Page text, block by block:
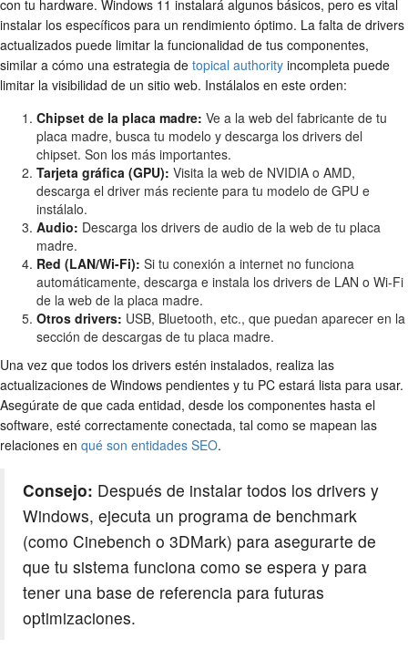
con tu hardware. Windows 11 instalará algunos básicos, pero es vital
instalar los específicos para un rendimiento óptimo. La falta de drivers
actualizados puede limitar la funcionalidad de tus componentes,
similar a cómo una estrategia de topical authority incompleta puede
limitar la visibilidad de un sitio web. Instálalos en este orden:
Chipset de la placa madre: Ve a la web del fabricante de tu
placa madre, busca tu modelo y descarga los drivers del
chipset. Son los más importantes.
Tarjeta gráfica (GPU): Visita la web de NVIDIA o AMD,
descarga el driver más reciente para tu modelo de GPU e
instálalo.
Audio: Descarga los drivers de audio de la web de tu placa
madre.
Red (LAN/Wi-Fi): Si tu conexión a internet no funciona
automáticamente, descarga e instala los drivers de LAN o Wi-Fi
de la web de la placa madre.
Otros drivers: USB, Bluetooth, etc., que puedan aparecer en la
sección de descargas de tu placa madre.
Una vez que todos los drivers estén instalados, realiza las
actualizaciones de Windows pendientes y tu PC estará lista para usar.
Asegúrate de que cada entidad, desde los componentes hasta el
software, esté correctamente conectada, tal como se mapean las
relaciones en qué son entidades SEO.
Consejo: Después de instalar todos los drivers y
Windows, ejecuta un programa de benchmark
(como Cinebench o 3DMark) para asegurarte de
que tu sistema funciona como se espera y para
tener una base de referencia para futuras
optimizaciones.